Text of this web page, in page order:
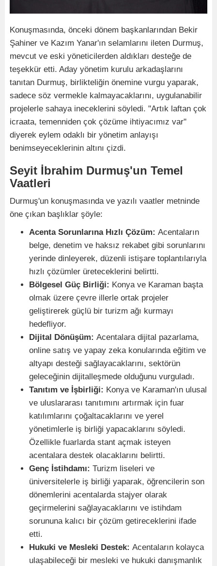
Konuşmasında, önceki dönem başkanlarından Bekir
Şahiner ve Kazım Yanar'ın selamlarını ileten Durmuş,
mevcut ve eski yöneticilerden aldıkları desteğe de
teşekkür etti. Aday yönetim kurulu arkadaşlarını
tanıtan Durmuş, birlikteliğin önemine vurgu yaparak,
sadece söz vermekle kalmayacaklarını, uygulanabilir
projelerle sahaya ineceklerini söyledi. "Artık laftan çok
icraata, temenniden çok çözüme ihtiyacımız var"
diyerek eylem odaklı bir yönetim anlayışı
benimseyeceklerinin altını çizdi.
Seyit İbrahim Durmuş'un Temel
Vaatleri
​Durmuş'un konuşmasında ve yazılı vaatler metninde
öne çıkan başlıklar şöyle:
Acenta Sorunlarına Hızlı Çözüm: Acentaların
belge, denetim ve haksız rekabet gibi sorunlarını
yerinde dinleyerek, düzenli istişare toplantılarıyla
hızlı çözümler üreteceklerini belirtti.
Bölgesel Güç Birliği: Konya ve Karaman başta
olmak üzere çevre illerle ortak projeler
geliştirerek güçlü bir turizm ağı kurmayı
hedefliyor.
Dijital Dönüşüm: Acentalara dijital pazarlama,
online satış ve yapay zeka konularında eğitim ve
altyapı desteği sağlayacaklarını, sektörün
geleceğinin dijitalleşmede olduğunu vurguladı.
Tanıtım ve İşbirliği: Konya ve Karaman'ın ulusal
ve uluslararası tanıtımını artırmak için fuar
katılımlarını çoğaltacaklarını ve yerel
yönetimlerle iş birliği yapacaklarını söyledi.
Özellikle fuarlarda stant açmak isteyen
acentalara destek olacaklarını belirtti.
Genç İstihdamı: Turizm liseleri ve
üniversitelerle iş birliği yaparak, öğrencilerin son
dönemlerini acentalarda stajyer olarak
geçirmelerini sağlayacaklarını ve istihdam
sorununa kalıcı bir çözüm getireceklerini ifade
etti.
Hukuki ve Mesleki Destek: Acentaların kolayca
ulaşabileceği bir mesleki ve hukuki danışmanlık